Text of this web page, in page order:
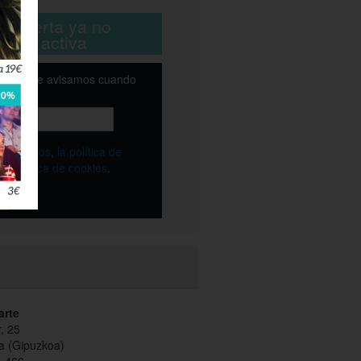
oferta ya no
está activa
y te avisamos cuando
términos, la política de
la política de cookies.
25
(Gipuzkoa)